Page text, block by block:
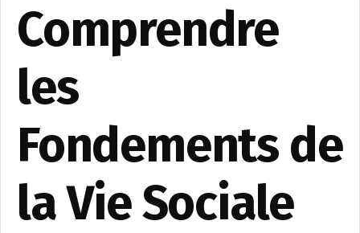
Comprendre
les
Fondements de
la Vie Sociale